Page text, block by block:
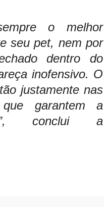
o melhor
seu pet, nem por
dentro do
inofensivo. O
justamente nas
que garantem a
conclui a